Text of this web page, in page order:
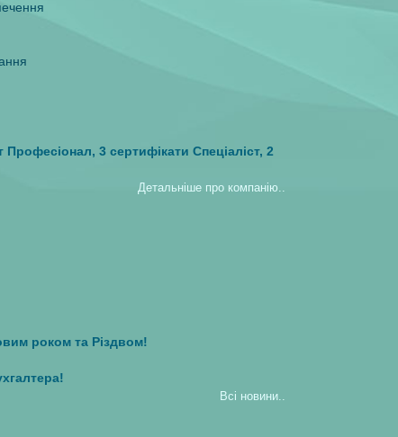
Професiонал, 3 сертифiкати Спецiалiст, 2
Детальнiше про компанiю..
роком та Різдвом!
Всi новини..